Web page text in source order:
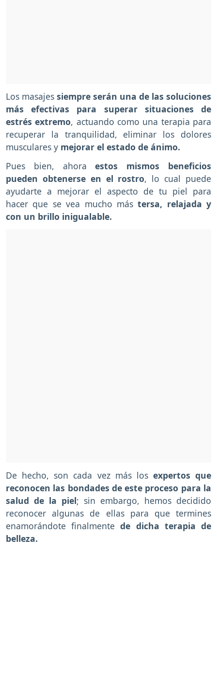
Los masajes siempre serán una de las soluciones
más efectivas para superar situaciones de
estrés extremo, actuando como una terapia para
recuperar la tranquilidad, eliminar los dolores
musculares y mejorar el estado de ánimo.
Pues bien, ahoraestos mismos beneficios
pueden obtenerse en el rostro, lo cual puede
ayudarte a mejorar el aspecto de tu piel para
hacer que se vea mucho mástersa, relajada y
con un brillo inigualable.
De hecho, son cada vez más los expertos que
reconocen las bondades de este proceso para la
salud de la piel; sin embargo, hemos decidido
reconocer algunas de ellas para que termines
enamorándote finalmentede dicha terapia de
belleza.